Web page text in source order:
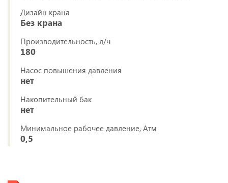
Дизайн крана
Без крана
Производительность, л/ч
180
Насос повышения давления
нет
Накопительный бак
нет
Минимальное рабочее давление, Атм
0,5